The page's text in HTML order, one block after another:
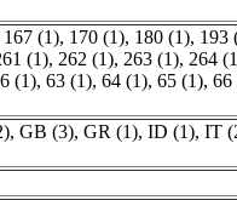
167 (1), 170 (1), 180 (1), 193
(1), 262 (1), 263 (1), 264
(1), 63 (1), 64 (1), 65 (1), 66
, GB (3), GR (1), ID (1), IT